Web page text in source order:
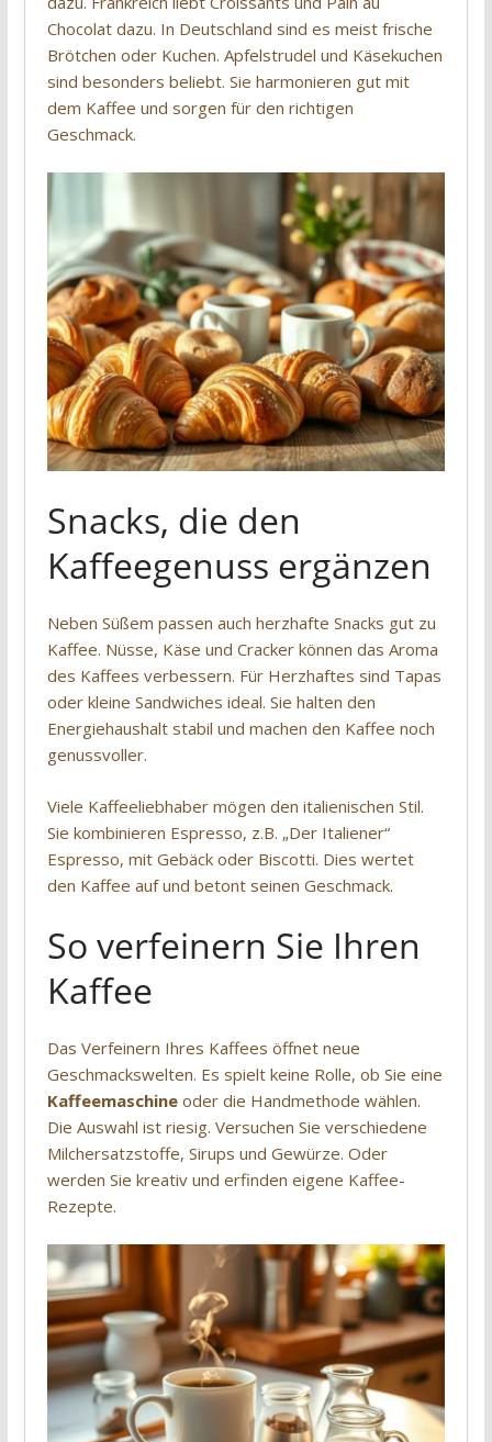
Chocolat dazu. In Deutschland sind es meist frische
Brötchen oder Kuchen. Apfelstrudel und Käsekuchen
sind besonders beliebt. Sie harmonieren gut mit
dem Kaffee und sorgen für den richtigen
Geschmack.
Snacks, die den
Kaffeegenuss ergänzen
Neben Süßem passen auch herzhafte Snacks gut zu
Kaffee. Nüsse, Käse und Cracker können das Aroma
des Kaffees verbessern. Für Herzhaftes sind Tapas
oder kleine Sandwiches ideal. Sie halten den
Energiehaushalt stabil und machen den Kaffee noch
genussvoller.
Viele Kaffeeliebhaber mögen den italienischen Stil.
Sie kombinieren Espresso, z.B. „Der Italiener“
Espresso, mit Gebäck oder Biscotti. Dies wertet
den Kaffee auf und betont seinen Geschmack.
So verfeinern Sie Ihren
Kaffee
Das Verfeinern Ihres Kaffees öffnet neue
Geschmackswelten. Es spielt keine Rolle, ob Sie eine
Kaffeemaschineoder die Handmethode wählen.
Die Auswahl ist riesig. Versuchen Sie verschiedene
Milchersatzstoffe, Sirups und Gewürze. Oder
werden Sie kreativ und erfinden eigene Kaffee-
Rezepte.